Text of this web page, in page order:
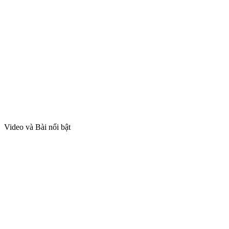
Video và Bài nổi bật